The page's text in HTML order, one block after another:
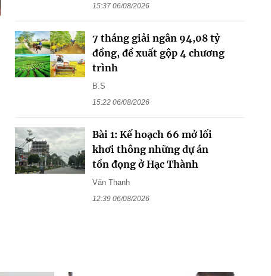
15:37 06/08/2026
7 tháng giải ngân 94,08 tỷ
đồng, đề xuất gộp 4 chương
trình
B.S
15:22 06/08/2026
Bài 1: Kế hoạch 66 mở lối
khơi thông những dự án
tồn đọng ở Hạc Thành
Văn Thanh
12:39 06/08/2026